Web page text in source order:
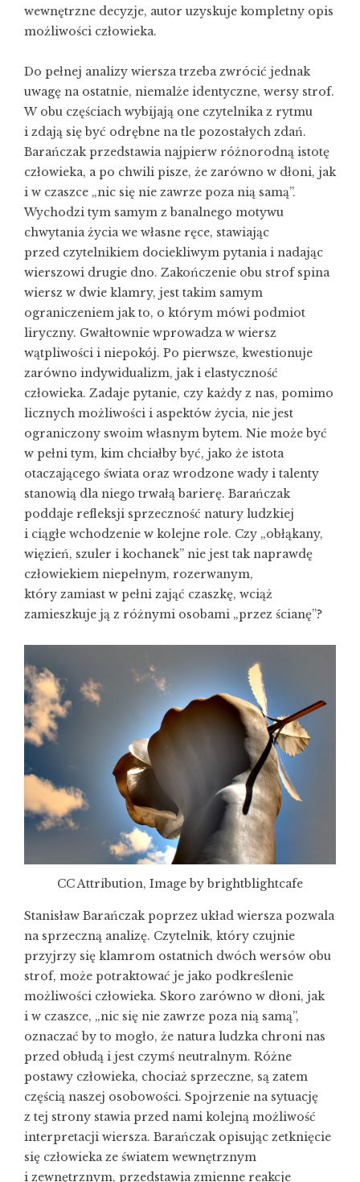
wewnętrzne decyzje, autor uzyskuje kompletny opis
możliwości człowieka.
Do pełnej analizy wiersza trzeba zwrócić jednak
uwagę na ostatnie, niemalże identyczne, wersy strof.
W obu częściach wybijają one czytelnika z rytmu
i zdają się być odrębne na tle pozostałych zdań.
Barańczak przedstawia najpierw różnorodną istotę
człowieka, a po chwili pisze, że zarówno w dłoni, jak
i w czaszce „nic się nie zawrze poza nią samą”.
Wychodzi tym samym z banalnego motywu
chwytania życia we własne ręce, stawiając
przed czytelnikiem dociekliwym pytania i nadając
wierszowi drugie dno. Zakończenie obu strof spina
wiersz w dwie klamry, jest takim samym
ograniczeniem jak to, o którym mówi podmiot
liryczny. Gwałtownie wprowadza w wiersz
wątpliwości i niepokój. Po pierwsze, kwestionuje
zarówno indywidualizm, jak i elastyczność
człowieka. Zadaje pytanie, czy każdy z nas, pomimo
licznych możliwości i aspektów życia, nie jest
ograniczony swoim własnym bytem. Nie może być
w pełni tym, kim chciałby być, jako że istota
otaczającego świata oraz wrodzone wady i talenty
stanowią dla niego trwałą barierę. Barańczak
poddaje refleksji sprzeczność natury ludzkiej
i ciągłe wchodzenie w kolejne role. Czy „obłąkany,
więzień, szuler i kochanek” nie jest tak naprawdę
człowiekiem niepełnym, rozerwanym,
który zamiast w pełni zająć czaszkę, wciąż
zamieszkuje ją z różnymi osobami „przez ścianę”?
CC Attribution, Image by brightblightcafe
Stanisław Barańczak poprzez układ wiersza pozwala
na sprzeczną analizę. Czytelnik, który czujnie
przyjrzy się klamrom ostatnich dwóch wersów obu
strof, może potraktować je jako podkreślenie
możliwości człowieka. Skoro zarówno w dłoni, jak
i w czaszce, „nic się nie zawrze poza nią samą”,
oznaczać by to mogło, że natura ludzka chroni nas
przed obłudą i jest czymś neutralnym. Różne
postawy człowieka, chociaż sprzeczne, są zatem
częścią naszej osobowości. Spojrzenie na sytuację
z tej strony stawia przed nami kolejną możliwość
interpretacji wiersza. Barańczak opisując zetknięcie
się człowieka ze światem wewnętrznym
i zewnętrznym, przedstawia zmienne reakcje